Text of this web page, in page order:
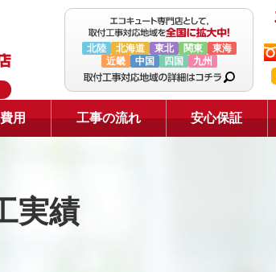
北陸 北海道 東北 関東
東海
近畿
中国 四国 九州
用 工事の流れ 安心保証
実績